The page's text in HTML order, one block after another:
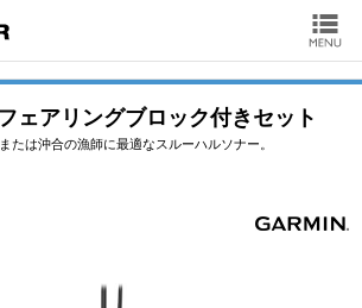
ェアリングブロック付きセット
たは沖合の漁師に最適なスルーハルソナー。